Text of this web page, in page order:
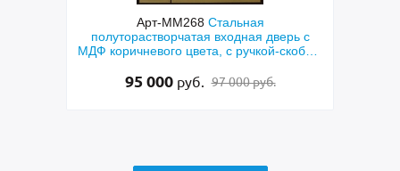
Арт-ММ265Полуторастворчатая входная
дверь с боковой вставкой, порошковым
синим покрытием, ручкой-скобой,
48 500руб. 49 500 руб.